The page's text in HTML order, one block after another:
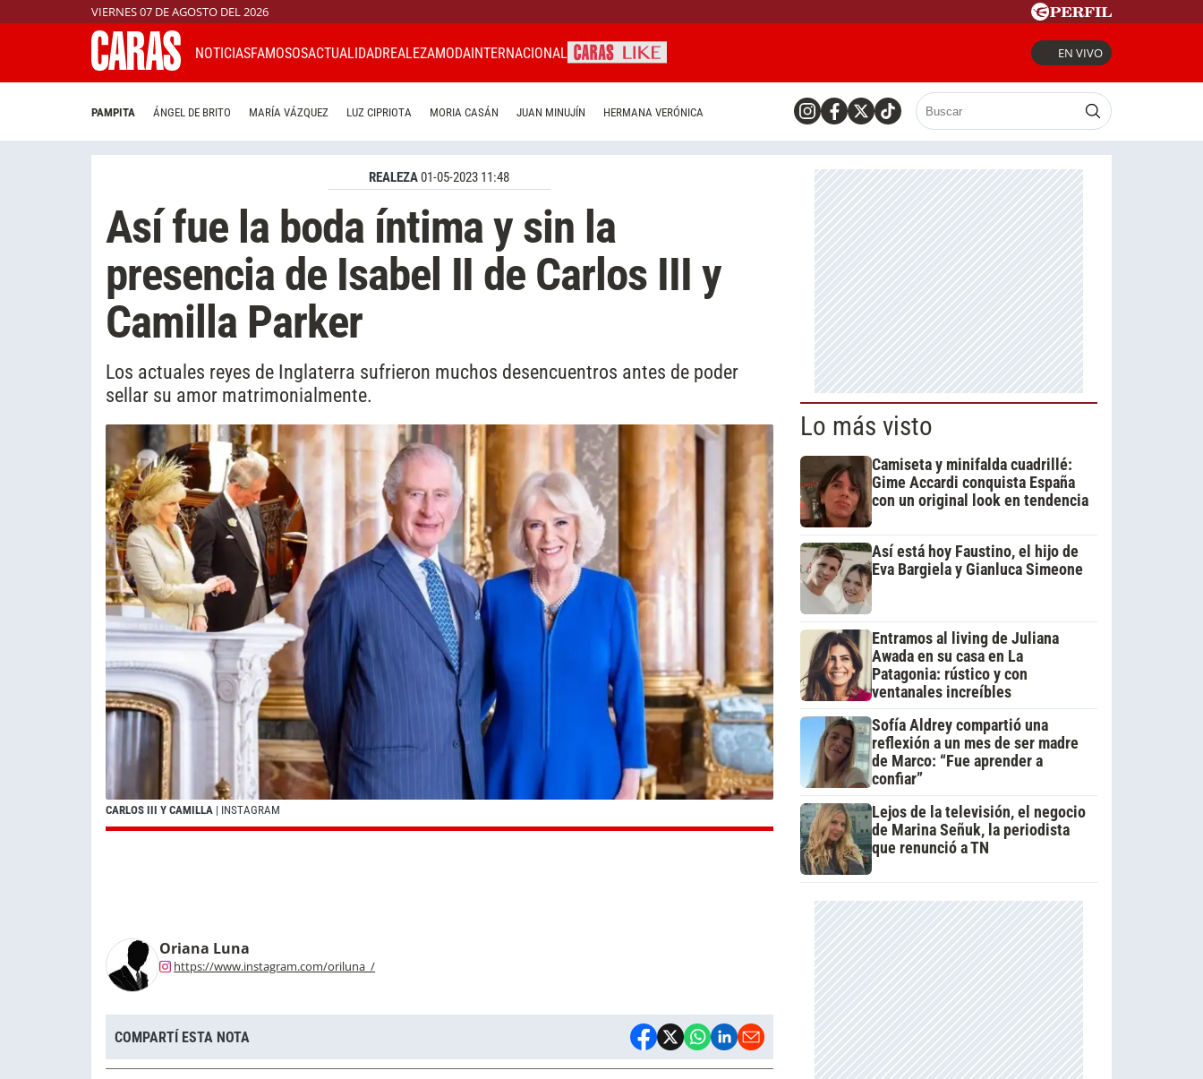
VIERNES 07 DE AGOSTO DEL 2026
NOTICIASFAMOSOSACTUALIDADREALEZAMODAINTERNACIONAL EN VIVO
PAMPITA ÁNGEL DE BRITO MARÍA VÁZQUEZ LUZ CIPRIOTA MORIA CASÁN JUAN MINUJÍN HERMANA VERÓNICA
REALEZA01-05-2023 11:48
Así fue la boda íntima y sin la
presencia de Isabel II de Carlos III y
Camilla Parker
Los actuales reyes de Inglaterra sufrieron muchos desencuentros antes de poder
sellar su amor matrimonialmente.
CARLOS III Y CAMILLA | INSTAGRAM
Oriana Luna
https://www.instagram.com/oriluna_/
COMPARTÍ ESTA NOTA
Lo más visto
Camiseta y minifalda cuadrillé:
Gime Accardi conquista España
con un original look en tendencia
Así está hoy Faustino, el hijo de
Eva Bargiela y Gianluca Simeone
Entramos al living de Juliana
Awada en su casa en La
Patagonia: rústico y con
ventanales increíbles
Sofía Aldrey compartió una
reflexión a un mes de ser madre
de Marco: “Fue aprender a
confiar”
Lejos de la televisión, el negocio
de Marina Señuk, la periodista
que renunció a TN